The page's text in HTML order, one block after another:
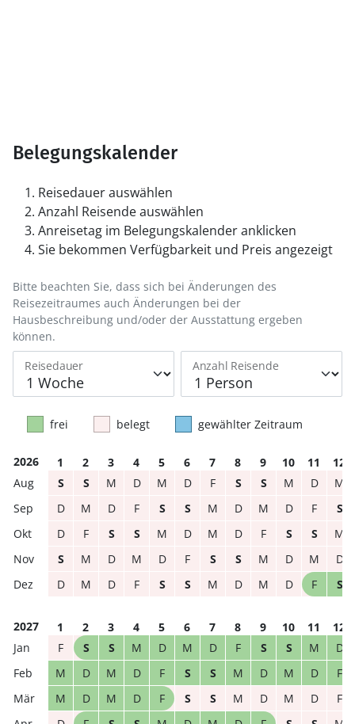
Belegungskalender
Reisedauer auswählen
Anzahl Reisende auswählen
Anreisetag im Belegungskalender anklicken
Sie bekommen Verfügbarkeit und Preis angezeigt
Reisedauer Anzahl Reisende
Bitte beachten Sie, dass sich bei Änderungen des
Reisezeitraumes auch Änderungen bei der
Hausbeschreibung und/oder der Ausstattung ergeben
können.
frei belegt gewählter Zeitraum
2026 1 2 3 4 5 6 7 8 9 10 11
12
S
S M D M D F S S M D
M
D
M D F S S M D M D F
S
D
F S S M D M D F S S
M
S
M D M D F S S M D M
D
D
M D F S S M D M D F S
2027 1 2 3 4 5 6 7 8 9 10 11
12
F
S S M D M D F S S M
D
M
D M D F S S M D M D
F
M
D M D F S S M D M D
F